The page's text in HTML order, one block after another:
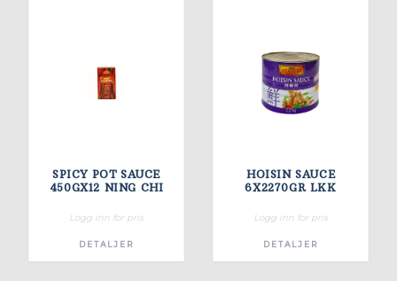
SPICY POT SAUCE
450GX12 NING CHI
Logg inn for pris
DETALJER
HOISIN SAUCE
6X2270GR LKK
Logg inn for pris
DETALJER